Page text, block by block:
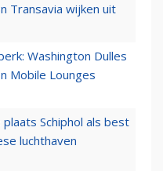
Transavia wijken uit
Washington Dulles
Mobile Lounges
Schiphol als best
luchthaven